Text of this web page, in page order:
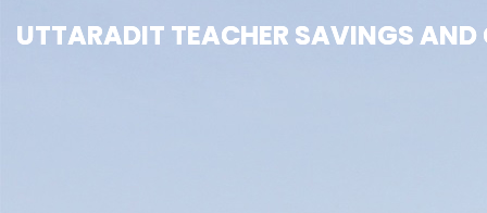
UTTARADIT TEACHER SAVINGS AND
UTTARADIT TEACHER SAVINGS AND